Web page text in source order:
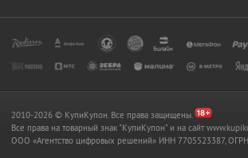
2010-2026 © КупиКупон. Все права защищены.
Все права на товарный знак "КупиКупон" и на сайт
OOO «Агентство цифровых решений» ИНН 7705523387,